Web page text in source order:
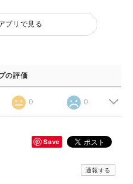
プリで見る
の評価
0 0
Save
通報する